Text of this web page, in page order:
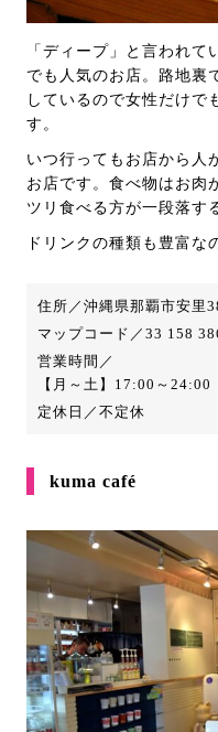
「ディープ」と言われ
でも人気のお店。路地裏
しているので女性だけで
す。
いつ行ってもお店から人
お店です。食べ物はお肉
ツリ食べる方が一段落す
ドリンクの種類も豊富
住所／沖縄県那覇市安里
マップコード／33 158
営業時間／
【月～土】17:00～24:00
定休日／不定休
kuma café